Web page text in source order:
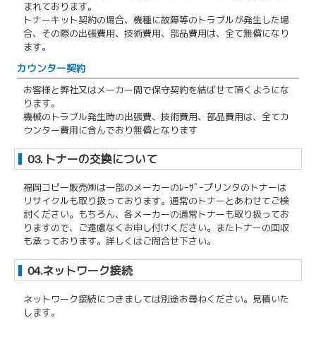
まれております。
トナーキット契約の場合、機種に故障等のトラブルが発生した場
合、その際の出張費用、技術費用、部品費用は、全て無償になり
ます。
カウンター契約
お客様と弊社又はメーカー間で保守契約を結ばせて頂くようにな
ります。
機械のトラブル発生時の出張費、技術費用、部品費用は、全てカ
ウンター費用に含んでおり無償となります
03. トナーの交換について
福岡コピー販売㈱は一部のメーカーのﾚｰｻﾞｰプリンタのトナーは
リサイクルも取り扱っております。通常のトナーとあわせてご検
討ください。もちろん、各メーカーの通常トナーも取り扱ってお
りますので、ご遠慮なくお申し付けください。またトナーの回収
も承っております。詳しくはご問合せ下さい。
04.ネットワーク接続
ネットワーク接続につきましては別途お尋ねください。見積いた
します。